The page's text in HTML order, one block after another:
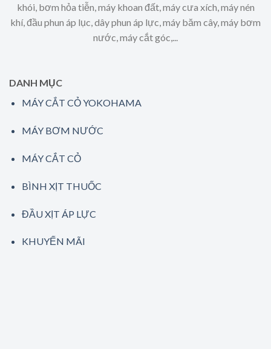
khói, bơm hỏa tiễn, máy khoan đất, máy cưa xích, máy nén
khí, đầu phun áp lục, dây phun áp lực, máy băm cây, máy bơm
nước, máy cắt góc,...
DANH MỤC
MÁY CẮT CỎ YOKOHAMA
MÁY BƠM NƯỚC
MÁY CẮT CỎ
BÌNH XỊT THUỐC
ĐẦU XỊT ÁP LỰC
KHUYẾN MÃI